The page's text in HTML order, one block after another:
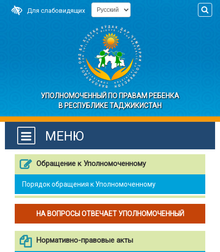
Для слабовидящих
УПОЛНОМОЧЕННЫЙ ПО ПРАВАМ РЕБЕНКА
В РЕСПУБЛИКЕ ТАДЖИКИСТАН
МЕНЮ
Обращение к Уполномоченному
Порядок обращения к Уполномоченному
НА ВОПРОСЫ ОТВЕЧАЕТ УПОЛНОМОЧЕННЫЙ
Нормативно-правовые акты